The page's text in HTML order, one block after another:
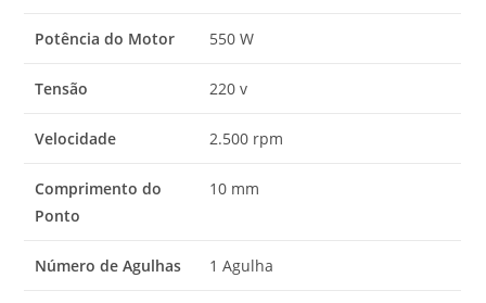
Potência do Motor 550 W
Tensão 220 v
Velocidade 2.500 rpm
Comprimento do
Ponto
10 mm
Número de Agulhas 1 Agulha